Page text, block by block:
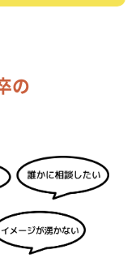
工場・倉庫
の